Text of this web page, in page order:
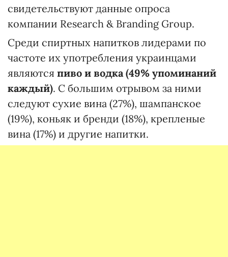
свидетельствуют данные опроса
компании Research & Branding Group.
Среди спиртных напитков лидерами по
частоте их употребления украинцами
являются пиво и водка (49% упоминаний
каждый). С большим отрывом за ними
следуют сухие вина (27%), шампанское
(19%), коньяк и бренди (18%), крепленые
вина (17%) и другие напитки.